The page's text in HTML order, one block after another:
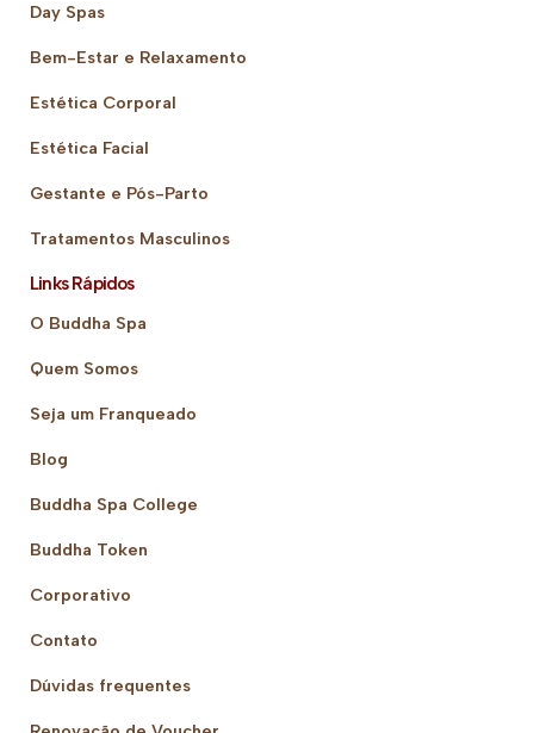
Day Spas
Bem-Estar e Relaxamento
Estética Corporal
Estética Facial
Gestante e Pós-Parto
Tratamentos Masculinos
Links Rápidos
O Buddha Spa
Quem Somos
Seja um Franqueado
Blog
Buddha Spa College
Buddha Token
Corporativo
Contato
Dúvidas frequentes